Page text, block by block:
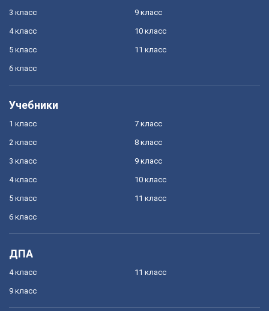
3 класс
4 класс
5 класс
6 класс
9 класс
10 класс
11 класс
Учебники
1 класс
2 класс
3 класс
4 класс
5 класс
6 класс
7 класс
8 класс
9 класс
10 класс
11 класс
ДПА
4 класс
9 класс
11 класс